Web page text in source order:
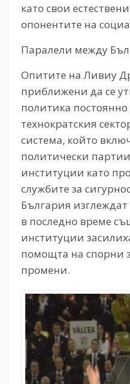
като свои
опонентите на
Паралели между
Опитите на Ливиу
приближени да се
политика
технократския
система, който
политически
институции като
службите за
България
в последно време
институции
помощта на спорни
промени.